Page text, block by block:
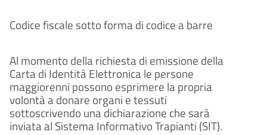
Codice fiscale sotto forma di codice a barre
Al momento della richiesta di emissione della
Carta di Identità Elettronica le persone
maggiorenni possono esprimere la propria
volontà a donare organi e tessuti
sottoscrivendo una dichiarazione che sarà
inviata al Sistema Informativo Trapianti (SIT).